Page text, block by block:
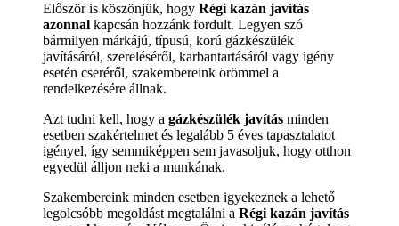
Először is köszönjük, hogy Régi kazán javítás
azonnal kapcsán hozzánk fordult. Legyen szó
bármilyen márkájú, típusú, korú gázkészülék
javításáról, szereléséről, karbantartásáról vagy igény
esetén cseréről, szakembereink örömmel a
rendelkezésére állnak.
Azt tudni kell, hogy a gázkészülék javítás minden
esetben szakértelmet és legalább 5 éves tapasztalatot
igényel, így semmiképpen sem javasoljuk, hogy otthon
egyedül álljon neki a munkának.
Szakembereink minden esetben igyekeznek a lehető
legolcsóbb megoldást megtalálni a Régi kazán javítás